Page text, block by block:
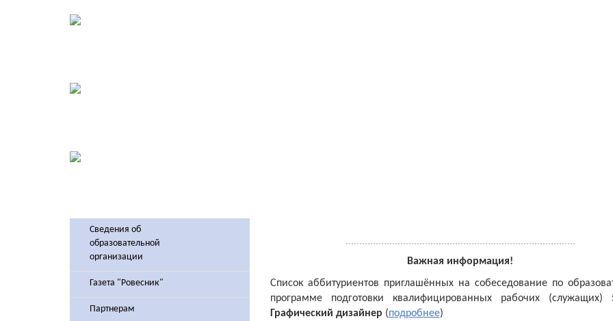
Сведения об
образовательной
организации
Газета "Ровесник"
Партнерам
Важная информация!
Список аббитуриентов приглашённых на собеседование по
программе подготовки квалифицированных рабочих (служащих)
Графический дизайнер (подробнее)